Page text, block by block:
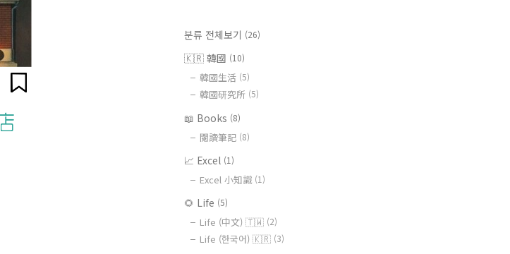
분류 전체보기 (26)
🇰🇷 韓國 (10)
韓國生活 (5)
韓國研究所 (5)
📖 Books (8)
閱讀筆記 (8)
📈 Excel (1)
Excel 小知識 (1)
🌻 Life (5)
Life (中文) 🇹🇼 (2)
Life (한국어) 🇰🇷 (3)